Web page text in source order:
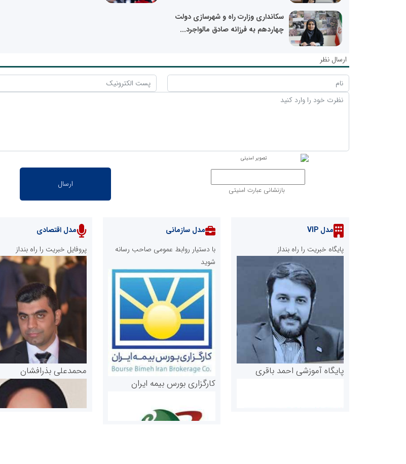
سکانداری وزارت راه و شهرسازی دولت
چهاردهم به فرزانه صادق مالواجرد...
ارسال نظر
بازنشانی عبارت امنیتی
مدل VIP
پایگاه خبریت را راه بنداز
پایگاه آموزشی احمد باقری
مدل سازمانی
با دستیار روابط عمومی صاحب رسانه
شوید
کارگزاری بورس بیمه ایران
مدل اقتصادی
پروفایل خبریت را راه بنداز
محمدعلی بذرافشان